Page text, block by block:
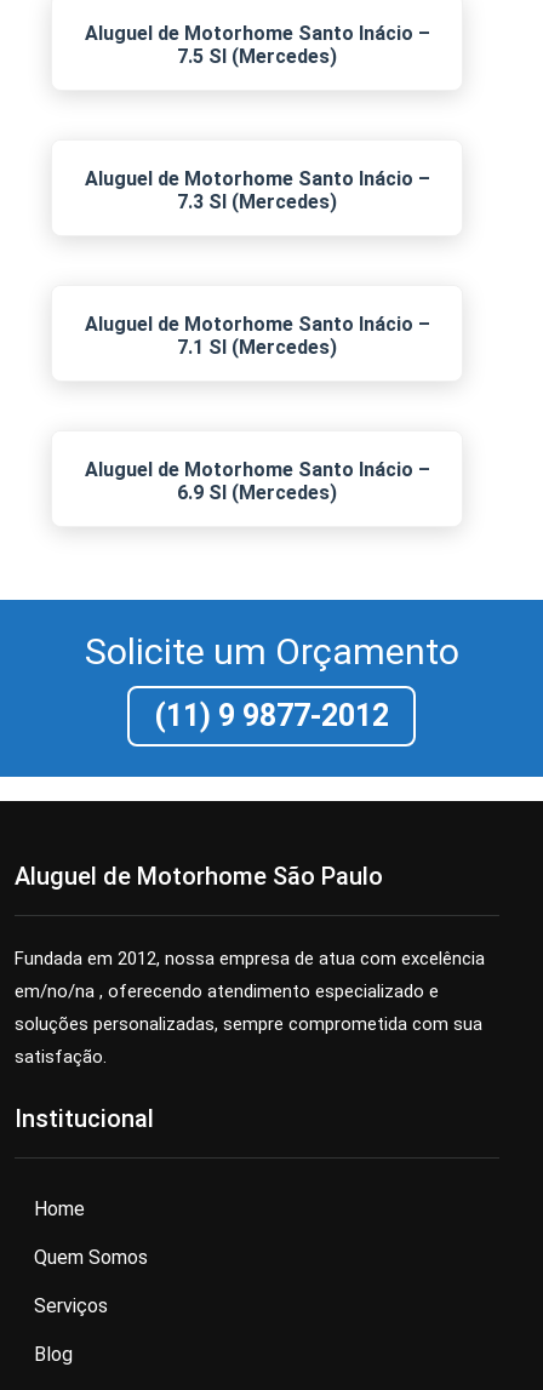
Aluguel de Motorhome Santo Inácio –
7.5 SI (Mercedes)
Aluguel de Motorhome Santo Inácio –
7.3 SI (Mercedes)
Aluguel de Motorhome Santo Inácio –
7.1 SI (Mercedes)
Aluguel de Motorhome Santo Inácio –
6.9 SI (Mercedes)
Solicite um Orçamento
(11) 9 9877-2012
Aluguel de Motorhome São Paulo
Fundada em 2012, nossa empresa de atua com excelência
em/no/na , oferecendo atendimento especializado e
soluções personalizadas, sempre comprometida com sua
satisfação.
Institucional
Home
Quem Somos
Serviços
Blog